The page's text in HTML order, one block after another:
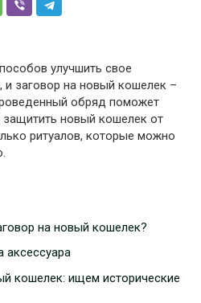
улучшить свое
и заговор на новый кошелек –
обряд поможет
защитить новый кошелек от
ритуалов, которые можно
на новый кошелек?
аксессуара
кошелек: ищем исторические